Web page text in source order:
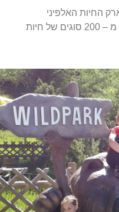
החיות האלפיני
(Ferleiten Widpark) שבו יש למעלה מ – 200 סוגים של חיות